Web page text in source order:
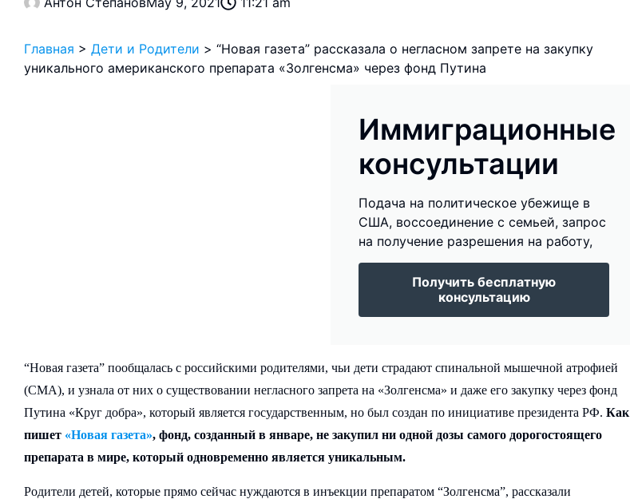
Главная > Дети и Родители > “Новая газета” рассказала о негласном запрете на закупку
уникального американского препарата «Золгенсма» через фонд Путина
Иммиграционные
консультации
Подача на политическое убежище в
США, воссоединение с семьей, запрос
на получение разрешения на работу,
Получить бесплатную
консультацию
“Новая газета” пообщалась с российскими родителями, чьи дети страдают спинальной мышечной атрофией
(СМА), и узнала от них о существовании негласного запрета на «Золгенсма» и даже его закупку через фонд
Путина «Круг добра», который является государственным, но был создан по инициативе президента РФ. Как
пишет «Новая газета», фонд, созданный в январе, не закупил ни одной дозы самого дорогостоящего
препарата в мире, который одновременно является уникальным.
Родители детей, которые прямо сейчас нуждаются в инъекции препаратом “Золгенсма”, рассказали